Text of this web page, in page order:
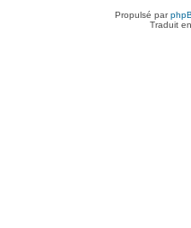
Propulsé par
Traduit